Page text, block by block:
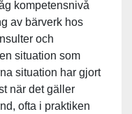
kompetensnivå
av bärverk hos
och
situation som
situation har gjort
när det gäller
ofta i praktiken